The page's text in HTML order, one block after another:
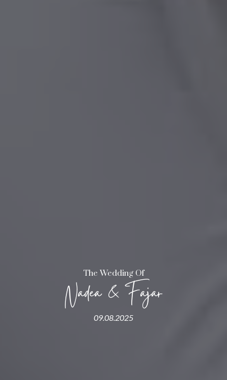
The Wedding Of
Nadea & Fajar
09.08.2025